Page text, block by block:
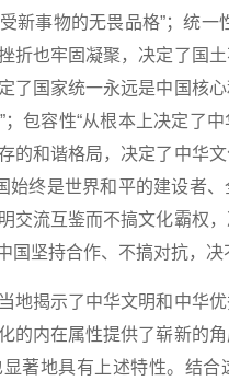
新事物的无畏品格”；统一
折也牢固凝聚，决定了国
了国家统一永远是中国核
包容性“从根本上决定了
的和谐格局，决定了中华
始终是世界和平的建设者
交流互鉴而不搞文化霸权
坚持合作、不搞对抗，决
揭示了中华文明和中华优
的内在属性提供了崭新的
著地具有上述特性。结